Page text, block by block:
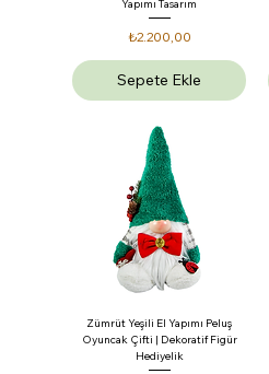
Yapımı Tasarım
Fiyat
₺2.200,00
Sepete Ekle
Zümrüt Yeşili El Yapımı Peluş
Oyuncak Çifti | Dekoratif Figür
Hediyelik